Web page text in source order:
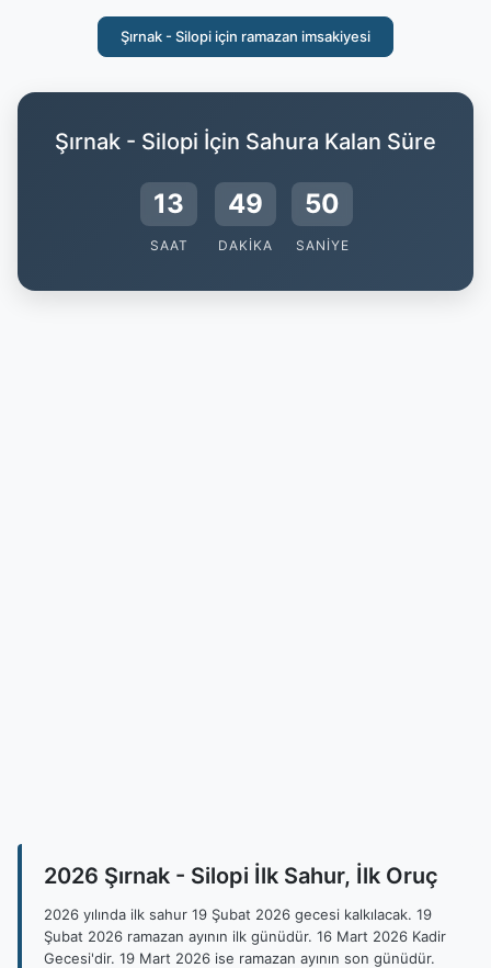
Şırnak - Silopi için ramazan imsakiyesi
Şırnak - Silopi İçin Sahura Kalan Süre
13
SAAT
49
DAKIKA
50
SANIYE
2026 Şırnak - Silopi İlk Sahur, İlk Oruç
2026 yılında ilk sahur 19 Şubat 2026 gecesi kalkılacak. 19
Şubat 2026 ramazan ayının ilk günüdür. 16 Mart 2026 Kadir
Gecesi'dir. 19 Mart 2026 ise ramazan ayının son günüdür.